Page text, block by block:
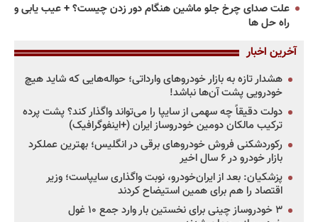
علت صدای چرخ جلو ماشین هنگام دور زدن چیست؟ + عیب یابی و
راه حل ها
آخرین اخبار
هشدار تازه به بازار خودروهای وارداتی؛ حواله‌هایی که شاید هیچ
خودرویی پشت آن‌ها نباشد!
دولت دقیقاً چه سهمی از سایپا را می‌تواند واگذار کند؟ پشت پرده
ترکیب مالکان دومین خودروساز ایران (+اینفوگرافیک)
رکوردشکنی فروش خودروهای برقی در انگلیس؛ بهترین عملکرد
بازار خودرو در ۶ سال اخیر
پزشکیان: بعد از ایران‌خودرو، نوبت واگذاری سایپاست؛ وزیر
اقتصاد را هم برای همین استیضاح کردند
۳ خودروساز چینی برای نخستین بار وارد جمع ۱۰ غول